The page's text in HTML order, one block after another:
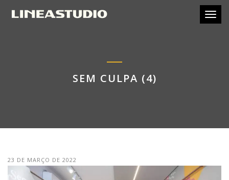
SEM CULPA (4)
23 DE MARÇO DE 2022